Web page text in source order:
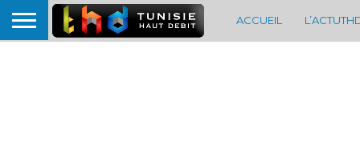
ACCUEIL